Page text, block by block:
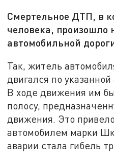
Смертельное ДТП, в
человека, произошло
автомобильной
Так, житель
двигался по
В ходе движения им
полосу,
движения. Это
автомобилем марки
аварии стала гибель